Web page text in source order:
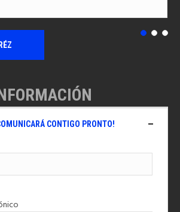
CONTIGO PRONTO!